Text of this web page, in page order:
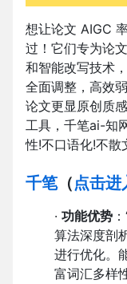
想让论文 AIGC
过！它们专为论
和智能改写技术
全面调整，高效
论文更显原创质
工具，千笔ai-知
性!不口语化!不散
千笔（点击进
· 功能优势
算法深度剖
进行优化。
富词汇多样